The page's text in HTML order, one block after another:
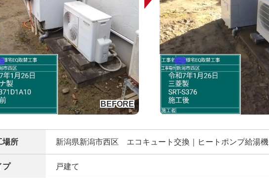
場所 新潟県新潟市西区 エコキュート交換｜ヒートポンプ給湯機
プ 戸建て